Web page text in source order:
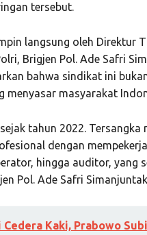
tersebut.
langsung oleh Direktur
Brigjen Pol. Ade Safri
bahwa sindikat ini
masyarakat
tahun 2022. Tersangka
dengan
hingga auditor, yang
Pol. Ade Safri Simanjuntak.
Cedera Kaki, Prabowo